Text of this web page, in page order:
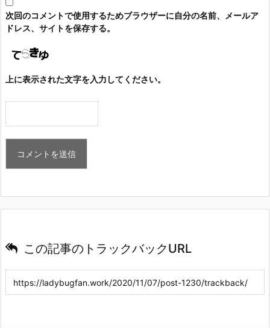
次回のコメントで使用するためブラウザーに自分の名前、メールア
ドレス、サイトを保存する。
上に表示された文字を入力してください。
この記事のトラックバックURL